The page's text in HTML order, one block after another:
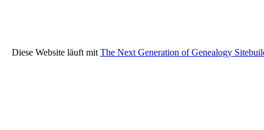
Diese Website läuft mit The Next Generation of Genealogy